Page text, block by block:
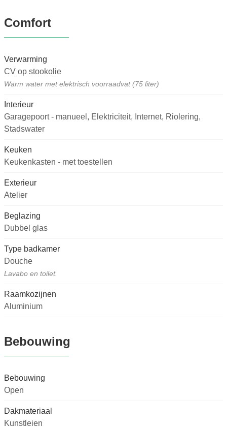
Comfort
Verwarming
CV op stookolie
Warm water met elektrisch voorraadvat (75 liter)
Interieur
Garagepoort - manueel, Elektriciteit, Internet, Riolering,
Stadswater
Keuken
Keukenkasten - met toestellen
Exterieur
Atelier
Beglazing
Dubbel glas
Type badkamer
Douche
Lavabo en toilet.
Raamkozijnen
Aluminium
Bebouwing
Bebouwing
Open
Dakmateriaal
Kunstleien